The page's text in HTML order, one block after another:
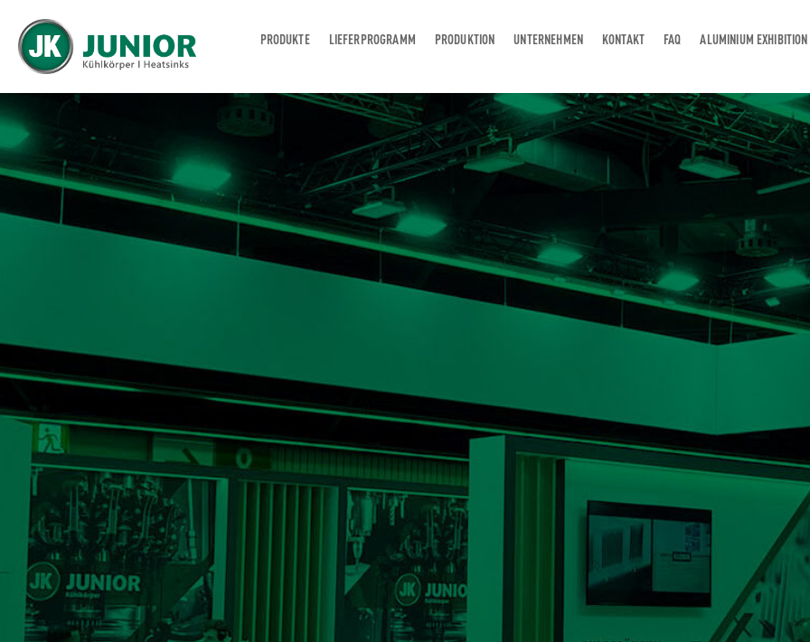
PRODUKTE LIEFERPROGRAMM PRODUKTION UNTERNEHMEN KONTAKT FAQ ALUMINIUM